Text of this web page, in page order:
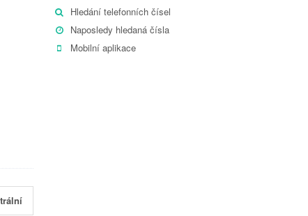
Hledání telefonních čísel
Naposledy hledaná čísla
Mobilní aplikace